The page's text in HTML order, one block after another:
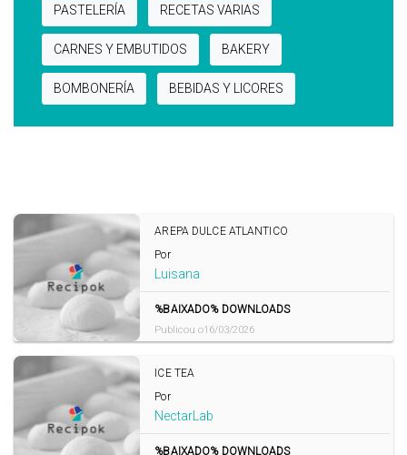
PASTELERÍA RECETAS VARIAS
CARNES Y EMBUTIDOS BAKERY
BOMBONERÍA BEBIDAS Y LICORES
AREPA DULCE ATLANTICO
Por
Luisana
%BAIXADO% DOWNLOADS
Publicou o16/03/2026
ICE TEA
Por
NectarLab
%BAIXADO% DOWNLOADS